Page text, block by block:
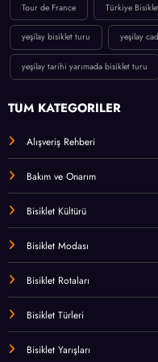
Tour de France Türkiye
yeşilay bisiklet turu yeşilay
yeşilay tarihi yarımada bisiklet turu
TÜM KATEGORİLER
Alışveriş Rehberi
Bakım ve Onarım
Bisiklet Kültürü
Bisiklet Modası
Bisiklet Rotaları
Bisiklet Türleri
Bisiklet Yarışları